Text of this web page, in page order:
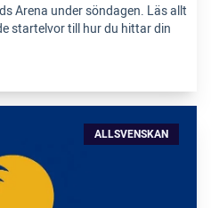
Arena under söndagen. Läs allt
startelvor till hur du hittar din
ALLSVENSKAN